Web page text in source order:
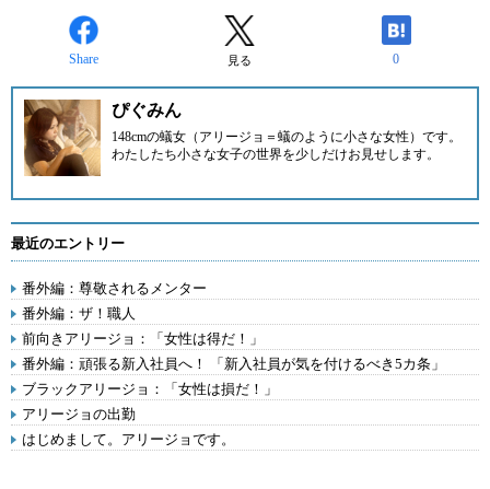
Share 見る 0
ぴぐみん
148cmの蟻女（アリージョ＝蟻のように小さな女性）です。
わたしたち小さな女子の世界を少しだけお見せします。
最近のエントリー
番外編：尊敬されるメンター
番外編：ザ！職人
前向きアリージョ：「女性は得だ！」
番外編：頑張る新入社員へ！ 「新入社員が気を付けるべき5カ条」
ブラックアリージョ：「女性は損だ！」
アリージョの出勤
はじめまして。アリージョです。